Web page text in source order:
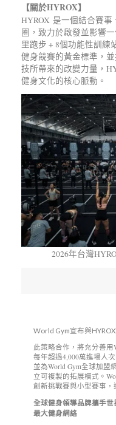
【關於HYROX】
HYROX 是一個結合賽
圈，致力於啟發並影響
里跑步 + 8個功能性訓練
健身競賽的黃金標準，
技所帶來的改變力量，
健身文化的核心脈動。
2026年台灣
World Gym宣布與
此策略合作，將充分善用
每年超過4,000萬進場人
並為World Gym全球加盟
立可複製的拓展模式。
創新挑戰賽與小型賽事，
全球健身領導品牌攜手
最大健身網絡